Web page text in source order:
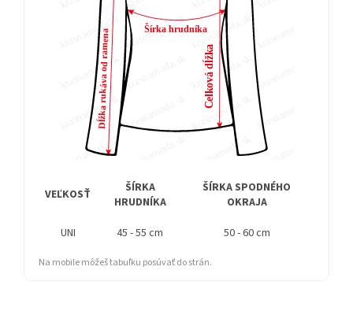
VEĽKOSŤ
ŠÍRKA
HRUDNÍKA
ŠÍRKA SPODNÉHO
OKRAJA
UNI
45 - 55 cm 50 - 60 cm
Na mobile môžeš tabuľku posúvať do strán.